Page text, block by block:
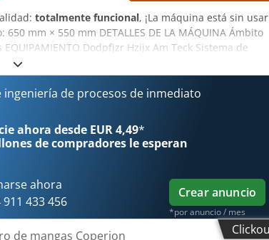
totalmente funcional, ¡La máquina está sin
mm × 550 mm DETALLES DE LA MÁQUINA Ámbito
Dodpfjzr Hzijx Am Teck Sistema de
con un cargo adicional.
ingeniería de procesos de inmediato
ahora desde EUR 4,49*
de compradores le esperan
ahora
911 433 456
Crear anuncio
*por anuncio / mes
de mangas Coperion